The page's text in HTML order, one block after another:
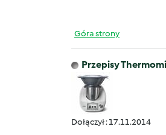
Góra strony
Przepisy
Dołączył : 17.11.2014